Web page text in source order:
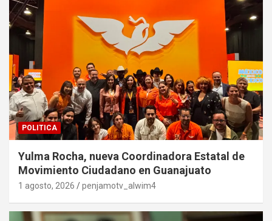
POLITICA
Yulma Rocha, nueva Coordinadora Estatal de
Movimiento Ciudadano en Guanajuato
1 agosto, 2026 penjamotv_alwim4